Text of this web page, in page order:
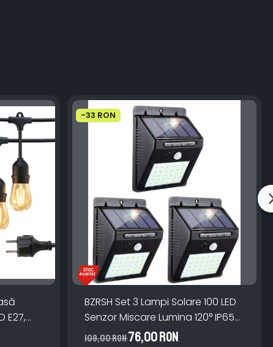
E27,
-33 RON
BZRSH Set 3 Lampi Solare 100 LED
Senzor Miscare Lumina 120° IP65
ABS Monocristalin
109,00 RON76,00 RON